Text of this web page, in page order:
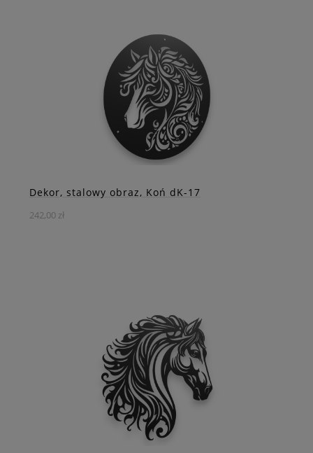
Stalowy Dekor Koń Maszerujący – Symbol Dumy i
DO KOSZYKA
ZOBACZ WIĘCEJ
Dekor, stalowy obraz, Koń dK-17
242,00 zł
Okrągły Stalowy Dekor z Florystycznym Wzorem Konia –
Sztuka Natury i Elegancji
DO KOSZYKA
ZOBACZ WIĘCEJ